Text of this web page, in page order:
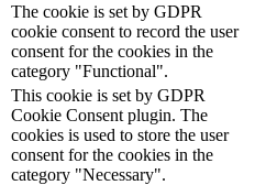
The cookie is set by GDPR
cookie consent to record the user
consent for the cookies in the
category "Functional".
This cookie is set by GDPR
Cookie Consent plugin. The
cookies is used to store the user
consent for the cookies in the
category "Necessary".